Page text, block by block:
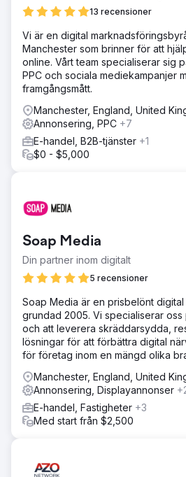
13 recensioner
Vi är en digital
Manchester som brinner för att
online. Vårt team specialiserar sig
PPC och sociala mediekampanjer
framgångsmått.
Manchester, England, United
Annonsering, PPC +7
E-handel, B2B-tjänster +1
$0 - $5,000
Soap Media
Din partner inom digitalt
5 recensioner
Soap Media är en prisbelönt digital
grundad 2005. Vi specialiserar
och att leverera skräddarsydda,
lösningar för att förbättra digital
för företag inom en mängd olika
Manchester, England, United
Annonsering, Displayannonser
E-handel, Fastigheter +3
Med start från $2,500